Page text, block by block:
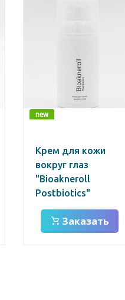
new
Крем для кожи
вокруг глаз
"Bioakneroll
Postbiotics"
Заказать